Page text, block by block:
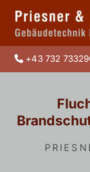
 +43 732